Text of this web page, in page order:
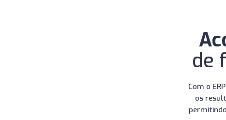
de
Com o
os